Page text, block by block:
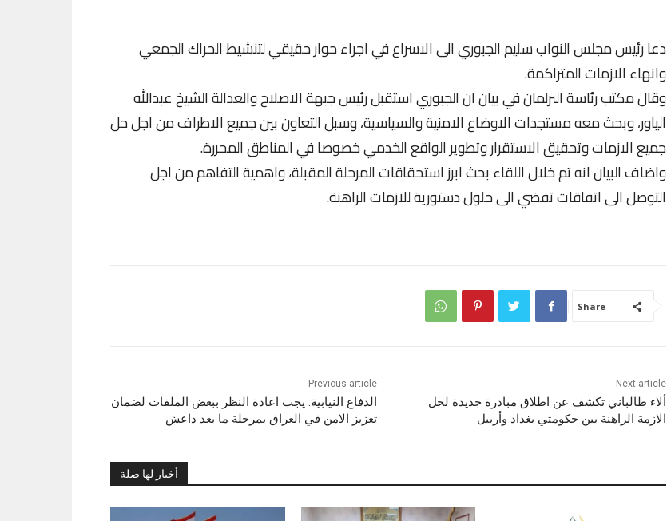
دعا رئيس مجلس النواب سليم الجبوري الى الاسراع في اجراء حوار حقيقي لتنشيط الحراك الجمعي
وانهاء الازمات المتراكمة.
وقال مكتب رئاسة البرلمان في بيان ان الجبوري استقبل رئيس جبهة الاصلاح والعدالة الشيخ عبدالله
الياور، وبحث معه مستجدات الاوضاع الامنية والسياسية، وسبل التعاون بين جميع الاطراف من اجل حل
جميع الازمات وتحقيق الاستقرار وتطوير الواقع الخدمي خصوصا في المناطق المحررة.
واضاف البيان انه تم خلال اللقاء بحث ابرز استحقاقات المرحلة المقبلة، واهمية التفاهم من اجل
التوصل الى اتفاقات تفضي الى حلول دستورية للازمات الراهنة.
Share
Previous article
الدفاع النيابية: يجب اعادة النظر ببعض الملفات لضمان
تعزيز الامن في العراق بمرحلة ما بعد داعش
Next article
ألاء طالباني تكشف عن اطلاق مبادرة جديدة لحل
الازمة الراهنة بين حكومتي بغداد وأربيل
أخبار لها صلة